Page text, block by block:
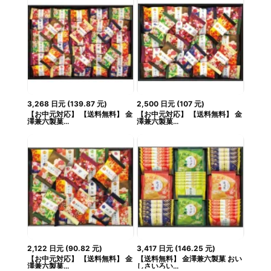
3,268 日元(139.87 元)
【お中元対応】 【送料無料】 金
澤兼六製菓...
2,500 日元 (107 元)
【お中元対応】 【送料無料】 金
澤兼六製菓...
2,122 日元(90.82 元)
【お中元対応】 【送料無料】 金
澤兼六製菓...
3,417 日元 (146.25 元)
【送料無料】 金澤兼六製菓 おい
しさいろい...